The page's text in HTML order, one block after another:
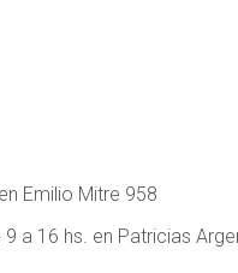
Emilio Mitre 958
9 a 16 hs. en Patricias